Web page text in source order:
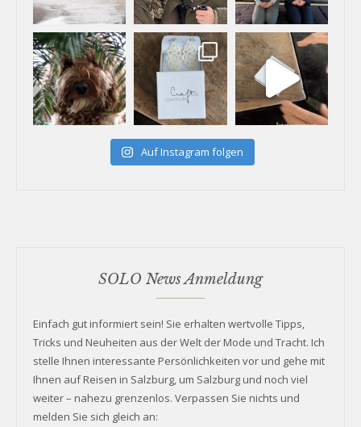
Auf Instagram folgen
SOLO News Anmeldung
Einfach gut informiert sein! Sie erhalten wertvolle Tipps,
Tricks und Neuheiten aus der Welt der Mode und Tracht. Ich
stelle Ihnen interessante Persönlichkeiten vor und gehe mit
Ihnen auf Reisen in Salzburg, um Salzburg und noch viel
weiter – nahezu grenzenlos. Verpassen Sie nichts und
melden Sie sich gleich an: